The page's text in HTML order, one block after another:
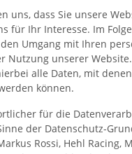
uns, dass Sie unsere
für Ihr Interesse. Im
Umgang mit Ihren
Nutzung unserer
alle Daten, mit
können.
für die
der Datenschutz-
Rossi, Hehl Racing,